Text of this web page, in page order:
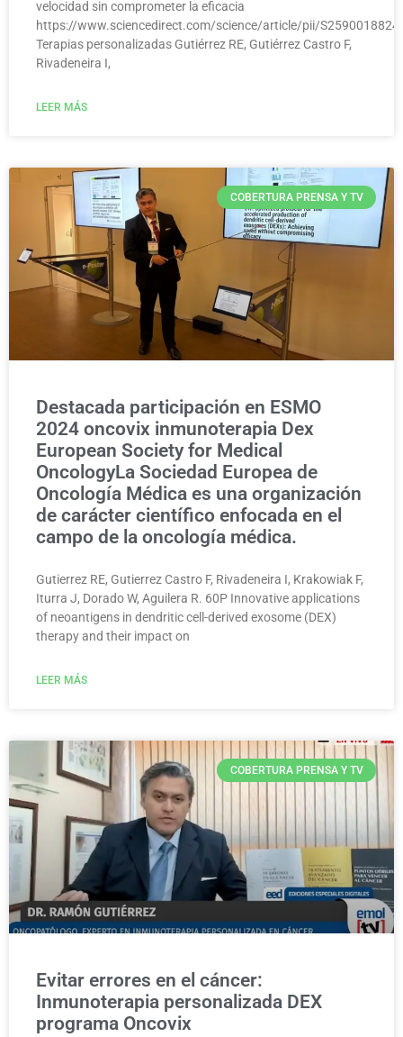
velocidad sin comprometer la eficacia
https://www.sciencedirect.com/science/article/pii/
Terapias personalizadas Gutiérrez RE, Gutiérrez Castro F,
Rivadeneira I,
LEER MÁS
COBERTURA PRENSA Y TV
Destacada participación en ESMO
2024 oncovix inmunoterapia Dex
European Society for Medical
OncologyLa Sociedad Europea de
Oncología Médica es una organización
de carácter científico enfocada en el
campo de la oncología médica.
Gutierrez RE, Gutierrez Castro F, Rivadeneira I, Krakowiak F,
Iturra J, Dorado W, Aguilera R. 60P Innovative applications
of neoantigens in dendritic cell-derived exosome (DEX)
therapy and their impact on
LEER MÁS
COBERTURA PRENSA Y TV
Evitar errores en el cáncer:
Inmunoterapia personalizada DEX
programa Oncovix